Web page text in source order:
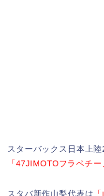
スターバックス日本上
「47JIMOTOフラペチ
スタバ新作山梨代表は